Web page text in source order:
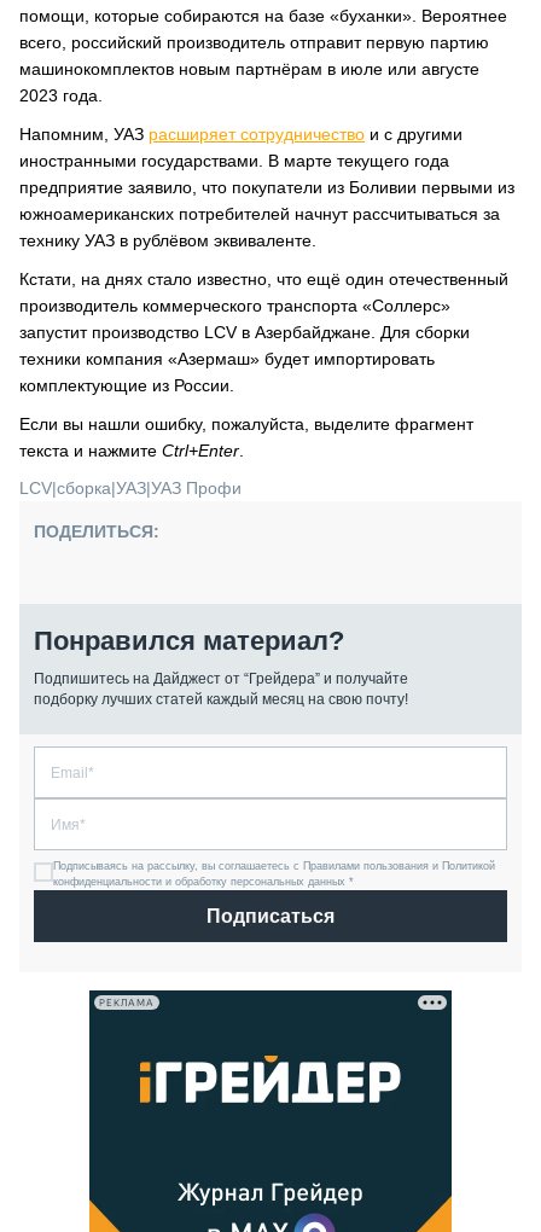
помощи, которые собираются на базе «буханки». Вероятнее
всего, российский производитель отправит первую партию
машинокомплектов новым партнёрам в июле или августе
2023 года.
Напомним, УАЗ расширяет сотрудничество и с другими
иностранными государствами. В марте текущего года
предприятие заявило, что покупатели из Боливии первыми из
южноамериканских потребителей начнут рассчитываться за
технику УАЗ в рублёвом эквиваленте.
Кстати, на днях стало известно, что ещё один отечественный
производитель коммерческого транспорта «Соллерс»
запустит производство LCV в Азербайджане. Для сборки
техники компания «Азермаш» будет импортировать
комплектующие из России.
Если вы нашли ошибку, пожалуйста, выделите фрагмент
текста и нажмите Ctrl+Enter
LCV|сборка|УАЗ|УАЗ Профи
ПОДЕЛИТЬСЯ:
Понравился материал?
Подпишитесь на Дайджест от “Грейдера” и получайте
подборку лучших статей каждый месяц на свою почту!
Подписываясь на рассылку, вы соглашаетесь с Правилами пользования и Политикой
конфиденциальности и обработку персональных данных *
Подписаться
РЕКЛАМА